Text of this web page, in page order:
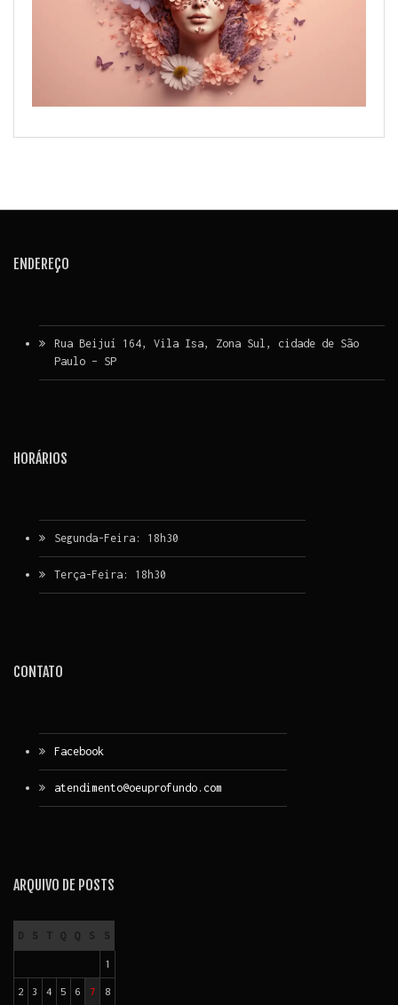
ENDEREÇO
Rua Beijuí 164, Vila Isa, Zona Sul, cidade de São
Paulo – SP
HORÁRIOS
Segunda-Feira: 18h30
Terça-Feira: 18h30
CONTATO
Facebook
atendimento@oeuprofundo.com
ARQUIVO DE POSTS
D S Q Q S S
1
2 3 4 5 6 7 8